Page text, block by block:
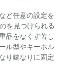
ど任意の設定を
を見つけられる
品をなくす苦し
ル型やキーホル
り鍵なりに固定